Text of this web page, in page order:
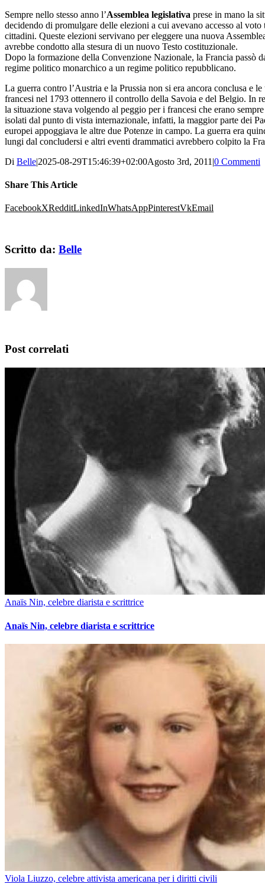
Sempre nello stesso anno l’Assemblea legislativa prese in mano la
decidendo di promulgare delle elezioni a cui avevano accesso al voto
cittadini. Queste elezioni servivano per eleggere una nuova
avrebbe condotto alla stesura di un nuovo Testo costituzionale.
Dopo la formazione della Convenzione Nazionale, la Francia passò
regime politico monarchico a un regime politico repubblicano.
La guerra contro l’Austria e la Prussia non si era ancora conclusa e le
francesi nel 1793 ottennero il controllo della Savoia e del Belgio. In
la situazione stava volgendo al peggio per i francesi che erano
isolati dal punto di vista internazionale, infatti, la maggior parte dei
europei appoggiava le altre due Potenze in campo. La guerra era
lungi dal concludersi e altri eventi drammatici avrebbero colpito la
Di Belle|2025-08-29T15:46:39+02:00Agosto 3rd, 2011 |0 Commenti
Share This Article
FacebookXRedditLinkedInWhatsAppPinterestVkEmail
Scritto da: Belle
Post correlati
Anaïs Nin, celebre diarista e scrittrice
Anaïs Nin, celebre diarista e scrittrice
Viola Liuzzo, celebre attivista americana per i diritti civili